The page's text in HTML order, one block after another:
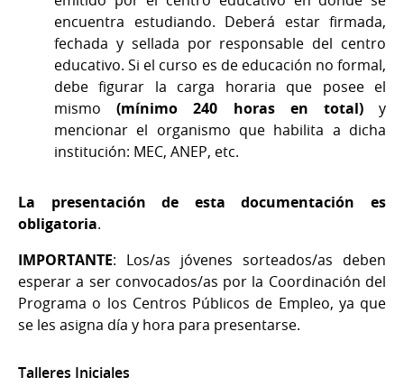
encuentra estudiando. Deberá estar firmada,
fechada y sellada por responsable del centro
educativo. Si el curso es de educación no formal,
debe figurar la carga horaria que posee el
mismo(mínimo 240 horas en total)y
mencionar el organismo que habilita a dicha
institución: MEC, ANEP, etc.
La presentación de esta documentación es
obligatoria.
IMPORTANTE: Los/as jóvenes sorteados/as deben
esperar a ser convocados/as por la Coordinación del
Programa o los Centros Públicos de Empleo, ya que
se les asigna día y hora para presentarse.
Talleres Iniciales